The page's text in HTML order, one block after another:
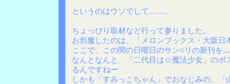
というのはウソでして……。
ちょっぴり取材など行って参りました。
お邪魔したのは、「メロンブックス・大阪日
ここで、この間の日曜日のサン○リの新刊
なんとなんと、「二代目は☆魔法少女」のポ
るんですねー
しかも「すみっこちゃん」でおなじみの、